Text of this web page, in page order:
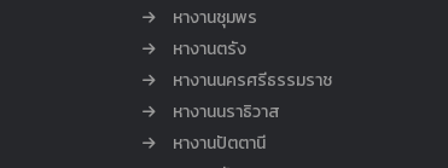
หางานชุมพร
หางานตรัง
หางานนครศรีธรรมราช
หางานนราธิวาส
หางานปัตตานี